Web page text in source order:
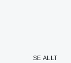
SE ALLT